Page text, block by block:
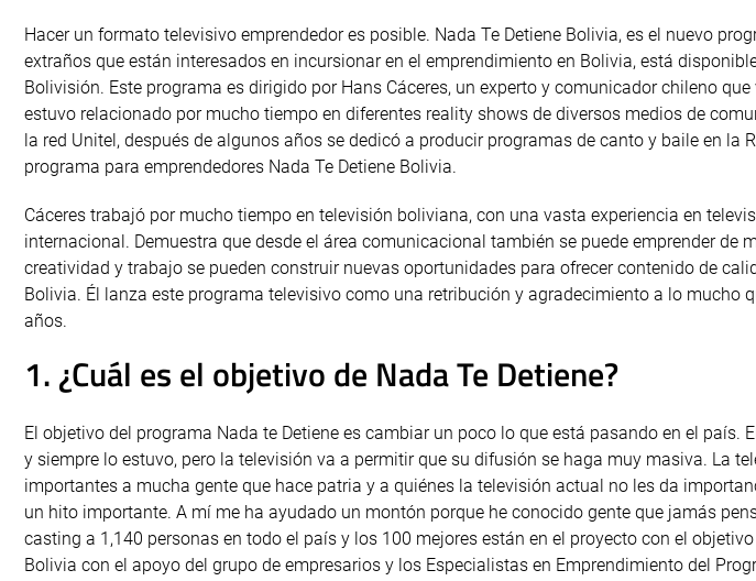
Hacer un formato televisivo emprendedor es posible. Nada Te Detiene Bolivia, es el nuevo
extraños que están interesados en incursionar en el emprendimiento en Bolivia, está
Bolivisión. Este programa es dirigido por Hans Cáceres, un experto y comunicador chileno
estuvo relacionado por mucho tiempo en diferentes reality shows de diversos medios de
la red Unitel, después de algunos años se dedicó a producir programas de canto y baile en la
programa para emprendedores Nada Te Detiene Bolivia.
Cáceres trabajó por mucho tiempo en televisión boliviana, con una vasta experiencia en
internacional. Demuestra que desde el área comunicacional también se puede emprender de
creatividad y trabajo se pueden construir nuevas oportunidades para ofrecer contenido de
Bolivia. Él lanza este programa televisivo como una retribución y agradecimiento a lo mucho
años.
1. ¿Cuál es el objetivo de Nada Te Detiene?
El objetivo del programa Nada te Detiene es cambiar un poco lo que está pasando en el país.
y siempre lo estuvo, pero la televisión va a permitir que su difusión se haga muy masiva. La
importantes a mucha gente que hace patria y a quiénes la televisión actual no les da
un hito importante. A mí me ha ayudado un montón porque he conocido gente que jamás
casting a 1,140 personas en todo el país y los 100 mejores están en el proyecto con el
Bolivia con el apoyo del grupo de empresarios y los Especialistas en Emprendimiento del